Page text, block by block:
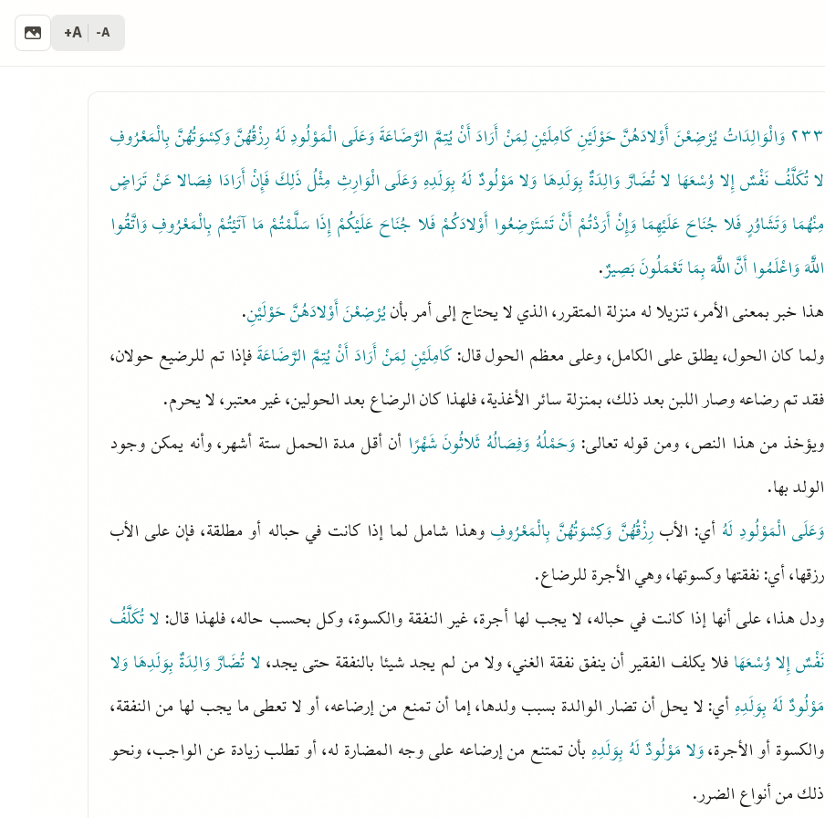
A-
A+
٢٣٣ وَالْوَالِدَاتُ يُرْضِعْنَ أَوْلادَهُنَّ حَوْلَيْنِ كَامِلَيْنِ لِمَنْ أَرَادَ أَنْ يُتِمَّ الرَّضَاعَةَ وَعَلَى الْمَوْلُودِ لَهُ رِزْقُهُنَّ وَكِسْوَتُهُنَّ بِالْمَعْرُوفِ
لا تُكَلَّفُ نَفْسٌ إِلا وُسْعَهَا لا تُضَارَّ وَالِدَةٌ بِوَلَدِهَا وَلا مَوْلُودٌ لَهُ بِوَلَدِهِ وَعَلَى الْوَارِثِ مِثْلُ ذَلِكَ فَإِنْ أَرَادَا فِصَالا عَنْ تَرَاضٍ
مِنْهُمَا وَتَشَاوُرٍ فَلا جُنَاحَ عَلَيْهِمَا وَإِنْ أَرَدْتُمْ أَنْ تَسْتَرْضِعُوا أَوْلادَكُمْ فَلا جُنَاحَ عَلَيْكُمْ إِذَا سَلَّمْتُمْ مَا آتَيْتُمْ بِالْمَعْرُوفِ وَاتَّقُوا
اللَّهَ وَاعْلَمُوا أَنَّ اللَّهَ بِمَا تَعْمَلُونَ بَصِيرٌ.
هذا خبر بمعنى الأمر، تنزيلا له منزلة المتقرر، الذي لا يحتاج إلى أمر بأنيُرْضِعْنَ أَوْلادَهُنَّ حَوْلَيْنِ.
ولما كان الحول، يطلق على الكامل، وعلى معظم الحول قال:كَامِلَيْنِ لِمَنْ أَرَادَ أَنْ يُتِمَّ الرَّضَاعَةَفإذا تم للرضيع حولان،
فقد تم رضاعه وصار اللبن بعد ذلك، بمنزلة سائر الأغذية، فلهذا كان الرضاع بعد الحولين، غير معتبر، لا يحرم.
ويؤخذ من هذا النص، ومن قوله تعالى:وَحَمْلُهُ وَفِصَالُهُ ثَلاثُونَ شَهْرًا أن أقل مدة الحمل ستة أشهر، وأنه يمكن وجود
الولد بها.
وَعَلَى الْمَوْلُودِ لَهُ أي: الأبرِزْقُهُنَّ وَكِسْوَتُهُنَّ بِالْمَعْرُوفِوهذا شامل لما إذا كانت في حباله أو مطلقة، فإن على الأب
رزقها، أي: نفقتها وكسوتها، وهي الأجرة للرضاع.
ودل هذا، على أنها إذا كانت في حباله، لا يجب لها أجرة، غير النفقة والكسوة، وكل بحسب حاله، فلهذا قال: لا تُكَلَّفُ
نَفْسٌ إِلا وُسْعَهَافلا يكلف الفقير أن ينفق نفقة الغني، ولا من لم يجد شيئا بالنفقة حتى يجد،لا تُضَارَّ وَالِدَةٌ بِوَلَدِهَا وَلا
مَوْلُودٌ لَهُ بِوَلَدِهِأي: لا يحل أن تضار الوالدة بسبب ولدها، إما أن تمنع من إرضاعه، أو لا تعطى ما يجب لها من النفقة،
والكسوة أو الأجرة،وَلا مَوْلُودٌ لَهُ بِوَلَدِهِ بأن تمتنع من إرضاعه على وجه المضارة له، أو تطلب زيادة عن الواجب، ونحو
ذلك من أنواع الضرر.